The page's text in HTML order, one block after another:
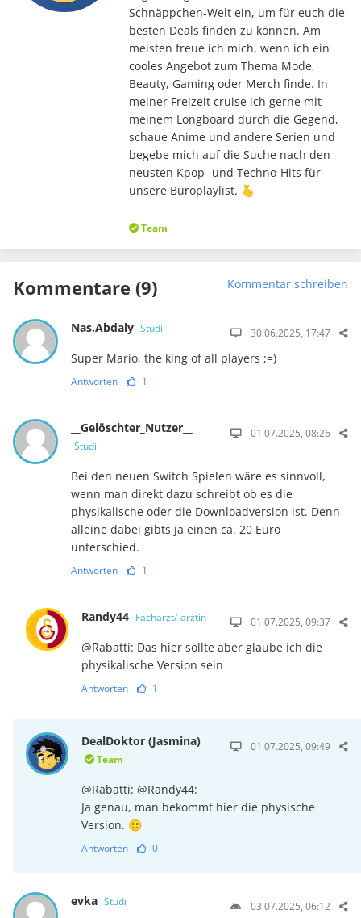
Schnäppchen-Welt ein, um für euch die
besten Deals finden zu können. Am
meisten freue ich mich, wenn ich ein
cooles Angebot zum Thema Mode,
Beauty, Gaming oder Merch finde. In
meiner Freizeit cruise ich gerne mit
meinem Longboard durch die Gegend,
schaue Anime und andere Serien und
begebe mich auf die Suche nach den
neusten Kpop- und Techno-Hits für
unsere Büroplaylist. 🫰
Team
Kommentare (9) Kommentar schreiben
Nas.Abdaly Studi 30.06.2025, 17:47
Super Mario, the king of all players ;=)
Antworten 1
__Gelöschter_Nutzer__
Studi
01.07.2025, 08:26
Bei den neuen Switch Spielen wäre es sinnvoll,
wenn man direkt dazu schreibt ob es die
physikalische oder die Downloadversion ist. Denn
alleine dabei gibts ja einen ca. 20 Euro
unterschied.
Antworten 1
Randy44 Facharzt/-ärztin 01.07.2025, 09:37
@Rabatti: Das hier sollte aber glaube ich die
physikalische Version sein
Antworten 1
DealDoktor (Jasmina)
Team
01.07.2025, 09:49
@Rabatti: @Randy44:
Ja genau, man bekommt hier die physische
Version. 🙂
Antworten 0
evka Studi 03.07.2025, 06:12